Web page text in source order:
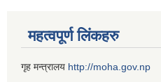
महत्वपूर्ण लिंकहरु
गृह मन्त्रालय http://moha.gov.np